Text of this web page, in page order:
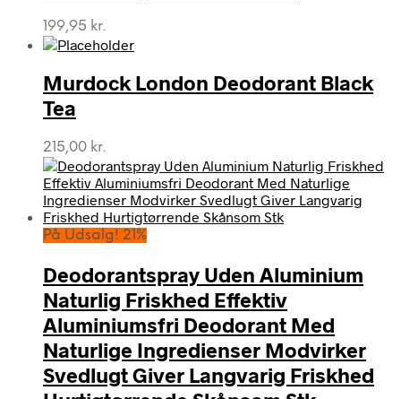
199,95 kr.
Murdock London Deodorant Black
Tea
215,00 kr.
På Udsalg! 21%
Deodorantspray Uden Aluminium
Naturlig Friskhed Effektiv
Aluminiumsfri Deodorant Med
Naturlige Ingredienser Modvirker
Svedlugt Giver Langvarig Friskhed